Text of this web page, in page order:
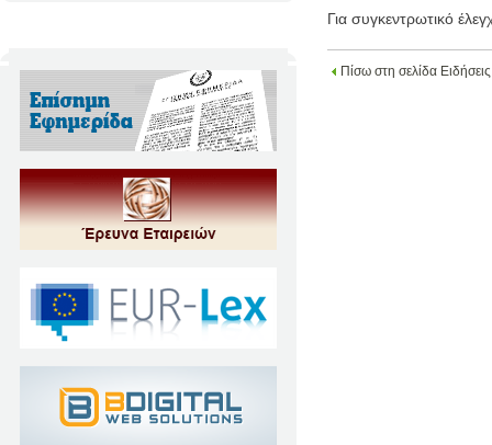
Για συγκεντρωτικό
Πίσω στη σελίδα Ειδήσεις